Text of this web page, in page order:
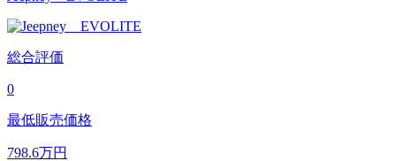
総合評価
0
最低販売価格
798.6万円